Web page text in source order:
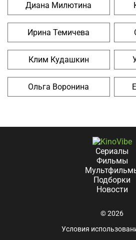
Диана Милютина
Ирина Темичева
Клим Кудашкин
Ольга Воронина
Сериалы
Фильмы
Подборки
Новости
© 2026
Условия